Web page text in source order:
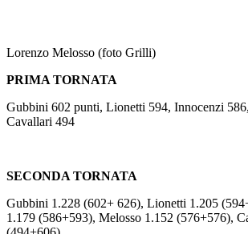
Lorenzo Melosso (foto Grilli)
PRIMA TORNATA
Gubbini 602 punti, Lionetti 594, Innocenzi
Cavallari 494
SECONDA TORNATA
Gubbini 1.228 (602+ 626), Lionetti 1.205
1.179 (586+593), Melosso 1.152 (576+576),